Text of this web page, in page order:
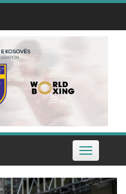
Toggle
navigation